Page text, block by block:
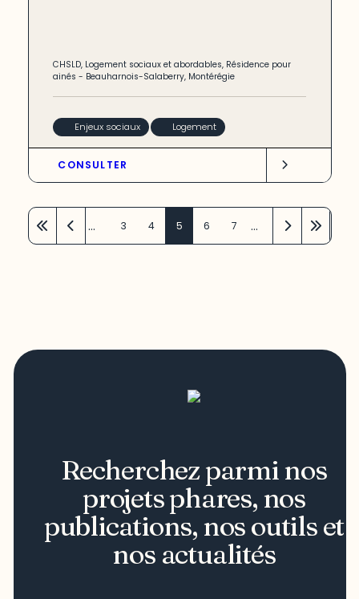
CHSLD, Logement sociaux et abordables, Résidence pour
ainés - Beauharnois-Salaberry, Montérégie
Enjeux sociaux Logement
CONSULTER
… 3 4 5 6 7 …
Recherchez parmi nos
projets phares, nos
publications, nos outils et
nos actualités